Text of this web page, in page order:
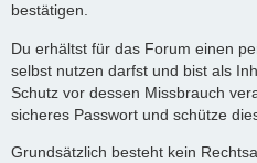
bestätigen.
Du erhältst für das Forum einen
selbst nutzen darfst und bist als
Schutz vor dessen Missbrauch
sicheres Passwort und schütze
Grundsätzlich besteht kein